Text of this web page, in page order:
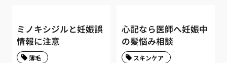
ミノキシジルと妊娠誤
情報に注意
薄毛
心配なら医師へ妊娠中
の髪悩み相談
スキンケア